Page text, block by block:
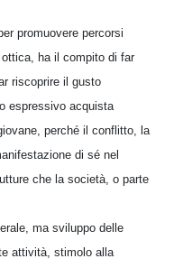
promuovere percorsi
ha il compito di far
riscoprire il gusto
espressivo acquista
perché il conflitto, la
di sé nel
che la società, o parte
ma sviluppo delle
attività, stimolo alla